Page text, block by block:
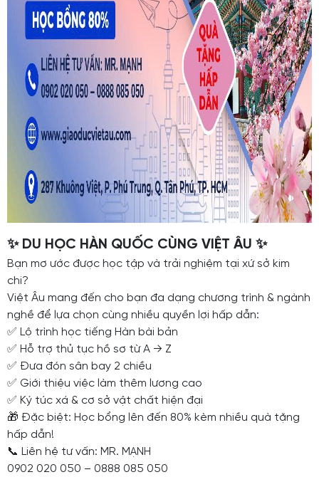
✨ DU HỌC HÀN QUỐC CÙNG VIỆT ÂU ✨
Bạn mơ ước được học tập và trải nghiệm tại xứ sở kim
chi?
Việt Âu mang đến cho bạn đa dạng chương trình & ngành
nghề để lựa chọn cùng nhiều quyền lợi hấp dẫn:
✅ Lộ trình học tiếng Hàn bài bản
✅ Hỗ trợ thủ tục hồ sơ từ A → Z
✅ Đưa đón sân bay 2 chiều
✅ Giới thiệu việc làm thêm lương cao
✅ Ký túc xá & cơ sở vật chất hiện đại
🎁 Đặc biệt: Học bổng lên đến 80% kèm nhiều quà tặng
hấp dẫn!
📞 Liên hệ tư vấn: MR. MẠNH
0902 020 050 – 0888 085 050